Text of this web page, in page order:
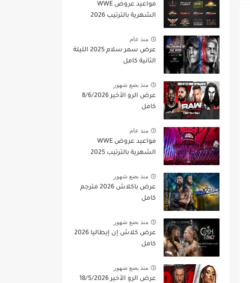
مواعيد عروض WWE
الشهرية بالترتيب 2026
منذ عام
عرض سمر سلام 2025 الليلة
الثانية كامل
منذ بضع شهور
عرض الرو الأخير 8/6/2026
كامل
منذ عام
مواعيد عروض WWE
الشهرية بالترتيب 2025
منذ بضع شهور
عرض باكلاش 2026 مترجم
كامل
منذ بضع شهور
عرض كلاش إن إيطاليا 2026
كامل
منذ بضع شهور
عرض الرو الأخير 18/5/2026